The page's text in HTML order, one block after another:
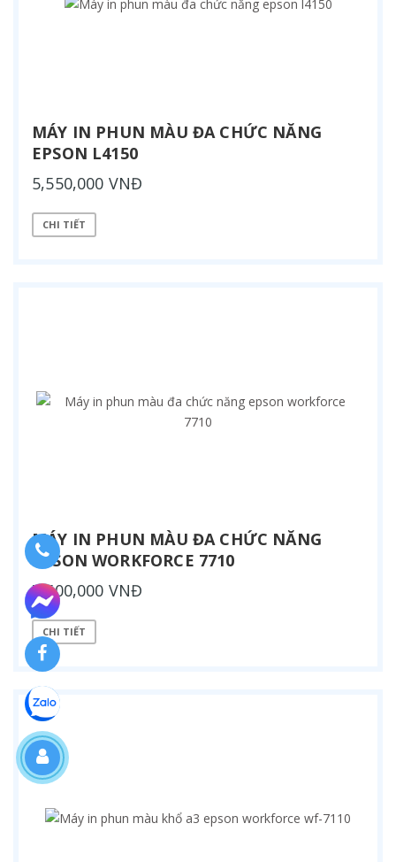
MÁY IN PHUN MÀU ĐA CHỨC NĂNG
EPSON L4150
5,550,000 VNĐ
CHI TIẾT
MÁY IN PHUN MÀU ĐA CHỨC NĂNG
EPSON WORKFORCE 7710
7,500,000 VNĐ
CHI TIẾT